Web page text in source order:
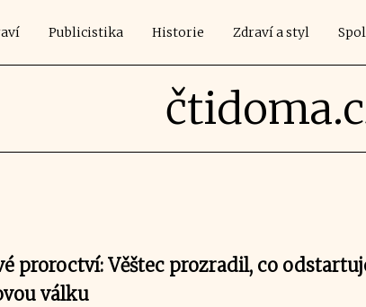
Publicistika Historie Zdraví a styl
proroctví: Věštec prozradil, co
válku